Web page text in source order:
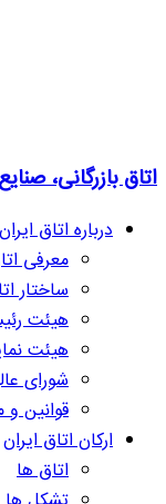
اتاق بازرگانی،
درباره اتاق ایران
معرفی
ساختار
هیئت
هیئت
شورای
قوانین و
ارکان اتاق ایران
اتاق ها